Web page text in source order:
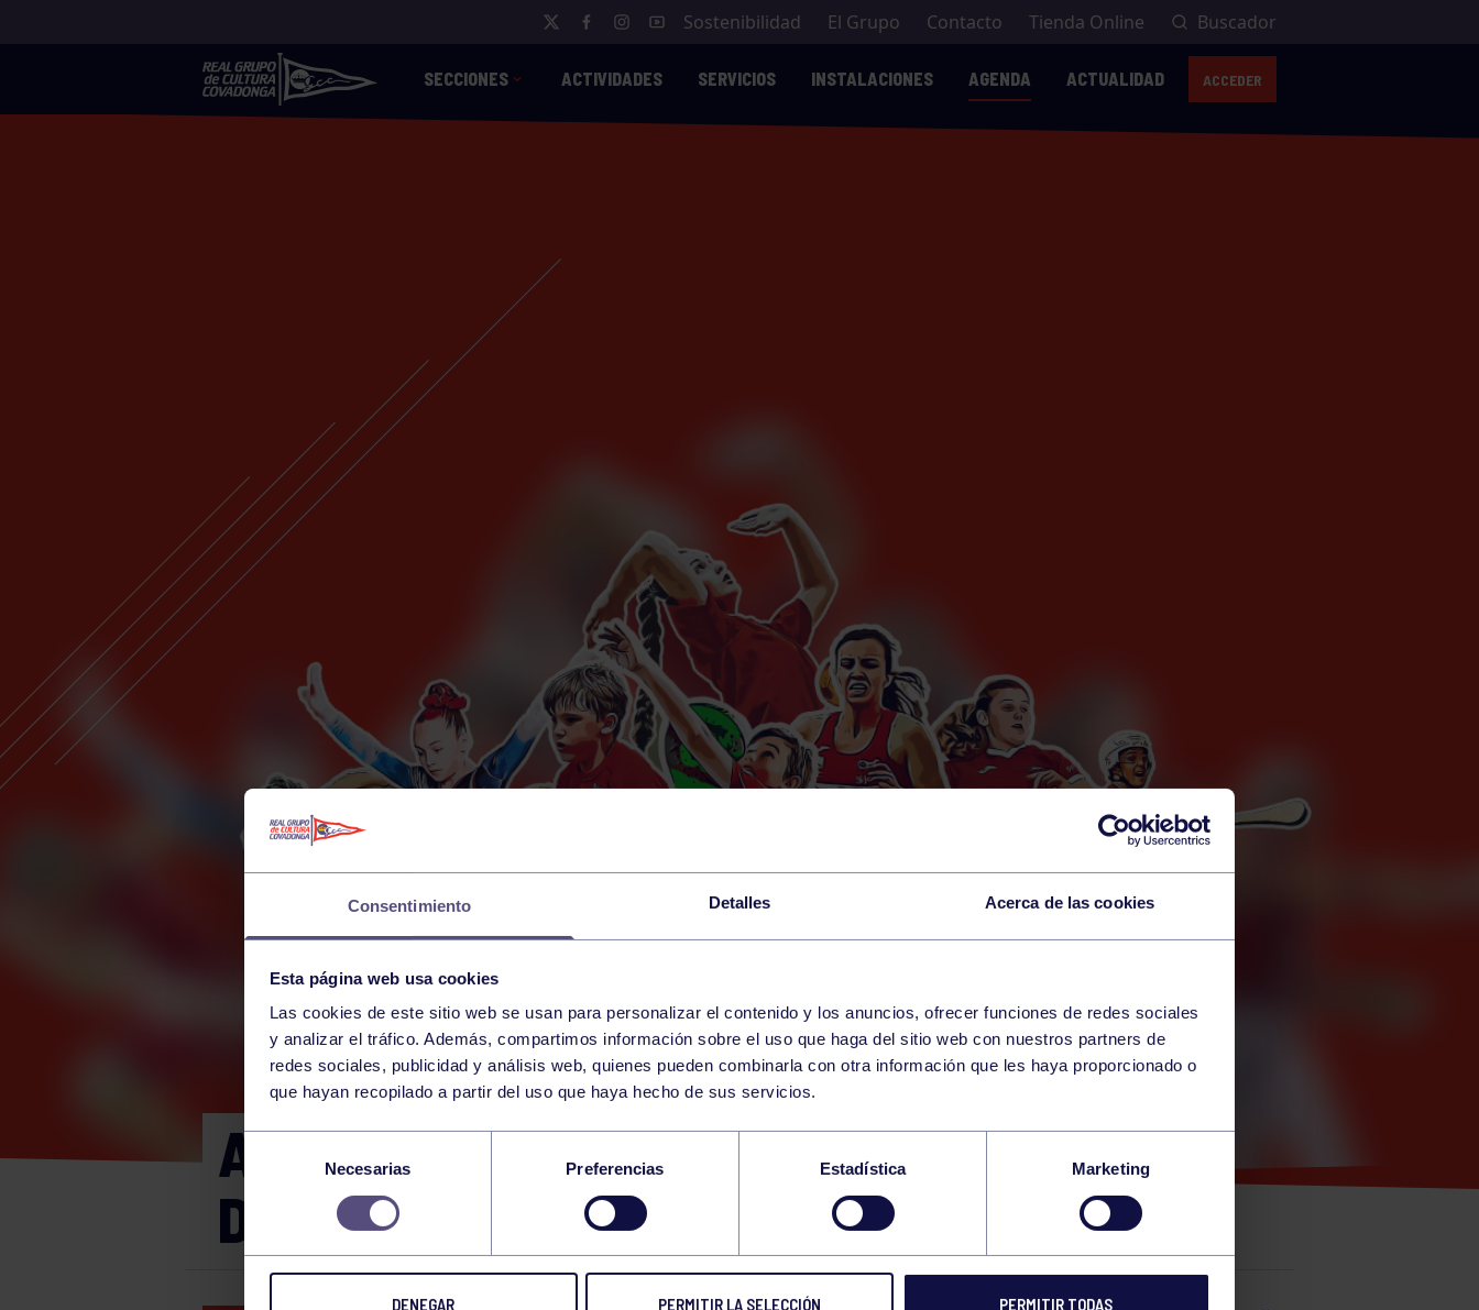
Consentimiento Detalles Acerca de las cookies
Esta página web usa cookies
Las cookies de este sitio web se usan para personalizar el contenido y los anuncios, ofrecer funciones de redes sociales
y analizar el tráfico. Además, compartimos información sobre el uso que haga del sitio web con nuestros partners de
redes sociales, publicidad y análisis web, quienes pueden combinarla con otra información que les haya proporcionado o
que hayan recopilado a partir del uso que haya hecho de sus servicios.
Selección
consentimiento
Necesarias Preferencias Estadística Marketing
DENEGAR PERMITIR LA SELECCIÓN PERMITIR TODAS
Sostenibilidad El Grupo Contacto Tienda Online Buscador
SECCIONES ACTIVIDADES SERVICIOS INSTALACIONES AGENDA ACTUALIDAD ACCEDER
3 MONDAY
NOVEMBER
AVENTURA EN EL PUENTE HALLOWEEN
DIVERSIDAD 3 Y 4 NOVIEMBRE DE 9 A 14H